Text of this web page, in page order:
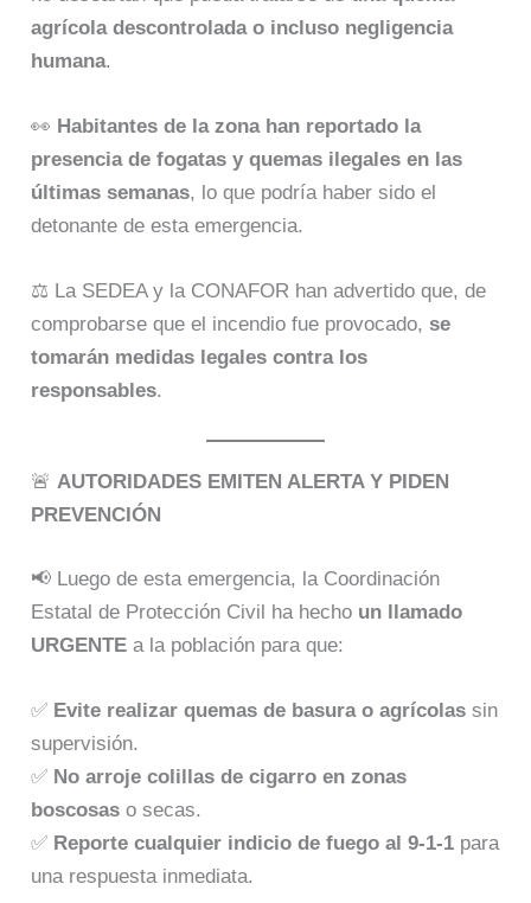
agrícola descontrolada o incluso negligencia
humana.
👀 Habitantes de la zona han reportado la
presencia de fogatas y quemas ilegales en las
últimas semanas, lo que podría haber sido el
detonante de esta emergencia.
⚖️ La SEDEA y la CONAFOR han advertido que, de
comprobarse que el incendio fue provocado,se
tomarán medidas legales contra los
responsables.
🚨AUTORIDADES EMITEN ALERTA Y PIDEN
PREVENCIÓN
📢 Luego de esta emergencia, la Coordinación
Estatal de Protección Civil ha hecho un llamado
URGENTE a la población para que:
✅ Evite realizar quemas de basura o agrícolas sin
supervisión.
✅ No arroje colillas de cigarro en zonas
boscosas o secas.
✅ Reporte cualquier indicio de fuego al 9-1-1 para
una respuesta inmediata.